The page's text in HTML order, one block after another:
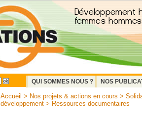
QUI SOMMES NOUS ?
NOS
Accueil > Nos projets & actions en cours >
développement > Ressources documentaires